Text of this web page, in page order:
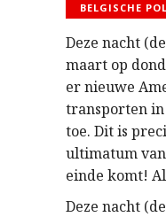
BELGISCHE
Deze nacht
maart op
er nieuwe
transporten
toe. Dit is
ultimatum
einde komt!
Deze nacht